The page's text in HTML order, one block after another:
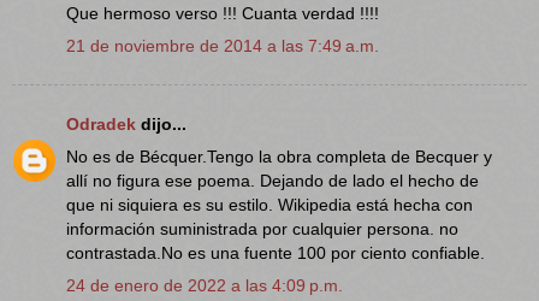
Que hermoso verso !!! Cuanta verdad !!!!
21 de noviembre de 2014 a las 7:49 a.m.
Odradek dijo...
No es de Bécquer.Tengo la obra completa de Becquer y
allí no figura ese poema. Dejando de lado el hecho de
que ni siquiera es su estilo. Wikipedia está hecha con
información suministrada por cualquier persona. no
contrastada.No es una fuente 100 por ciento confiable.
24 de enero de 2022 a las 4:09 p.m.